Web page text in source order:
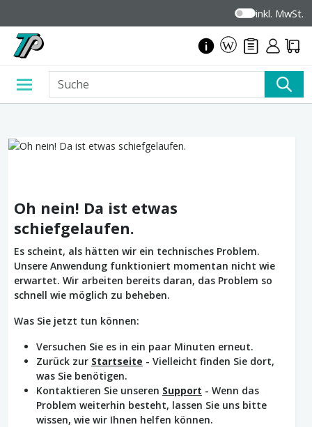
inkl. MwSt.
Oh nein! Da ist etwas
schiefgelaufen.
Es scheint, als hätten wir ein technisches Problem.
Unsere Anwendung funktioniert momentan nicht wie
erwartet. Wir arbeiten bereits daran, das Problem so
schnell wie möglich zu beheben.
Was Sie jetzt tun können:
Versuchen Sie es in ein paar Minuten erneut.
Zurück zur Startseite - Vielleicht finden Sie dort,
was Sie benötigen.
Kontaktieren Sie unseren Support - Wenn das
Problem weiterhin besteht, lassen Sie uns bitte
wissen, wie wir Ihnen helfen können.